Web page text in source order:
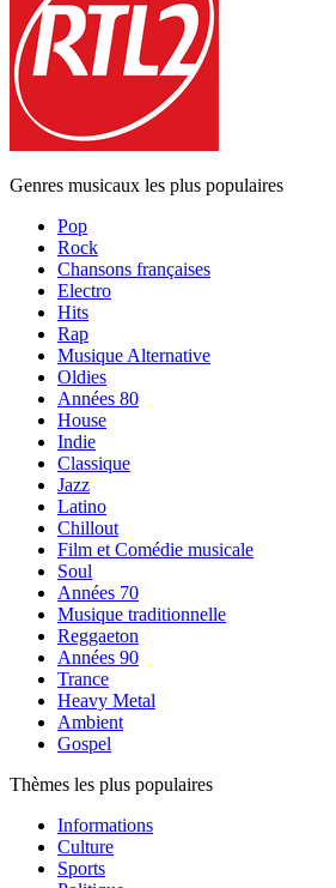
Genres musicaux les plus populaires
Pop
Rock
Chansons françaises
Electro
Hits
Rap
Musique Alternative
Oldies
Années 80
House
Indie
Classique
Jazz
Latino
Chillout
Film et Comédie musicale
Soul
Années 70
Musique traditionnelle
Reggaeton
Années 90
Trance
Heavy Metal
Ambient
Gospel
Thèmes les plus populaires
Informations
Culture
Sports